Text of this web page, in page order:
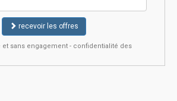
recevoir les offres
sans engagement - confidentialité des